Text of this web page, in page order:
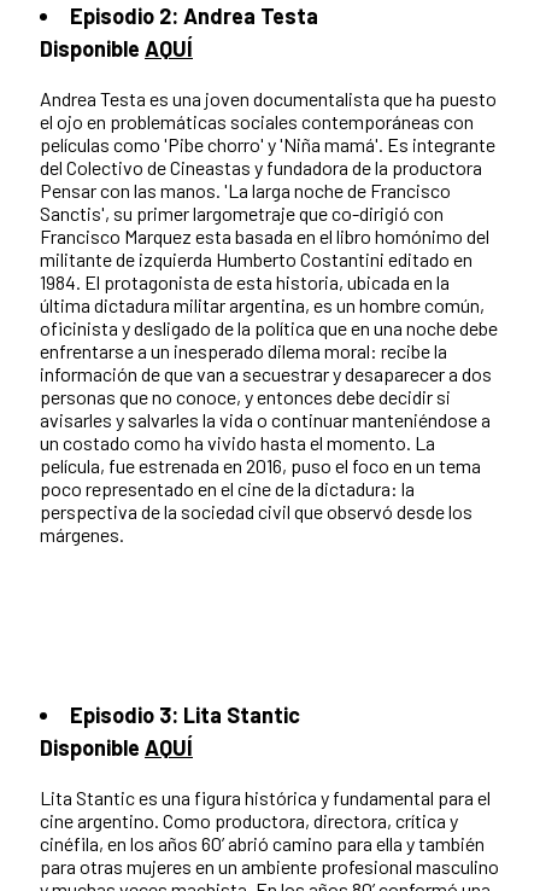
Episodio 2: Andrea Testa
Disponible AQUÍ
Andrea Testa es una joven documentalista que ha puesto
el ojo en problemáticas sociales contemporáneas con
películas como 'Pibe chorro' y 'Niña mamá'. Es integrante
del Colectivo de Cineastas y fundadora de la productora
Pensar con las manos. 'La larga noche de Francisco
Sanctis', su primer largometraje que co-dirigió con
Francisco Marquez esta basada en el libro homónimo del
militante de izquierda Humberto Costantini editado en
1984. El protagonista de esta historia, ubicada en la
última dictadura militar argentina, es un hombre común,
oficinista y desligado de la política que en una noche debe
enfrentarse a un inesperado dilema moral: recibe la
información de que van a secuestrar y desaparecer a dos
personas que no conoce, y entonces debe decidir si
avisarles y salvarles la vida o continuar manteniéndose a
un costado como ha vivido hasta el momento. La
película, fue estrenada en 2016, puso el foco en un tema
poco representado en el cine de la dictadura: la
perspectiva de la sociedad civil que observó desde los
márgenes.
Episodio 3: Lita Stantic
Disponible AQUÍ
Lita Stantic es una figura histórica y fundamental para el
cine argentino. Como productora, directora, crítica y
cinéfila, en los años 60’ abrió camino para ella y también
para otras mujeres en un ambiente profesional masculino